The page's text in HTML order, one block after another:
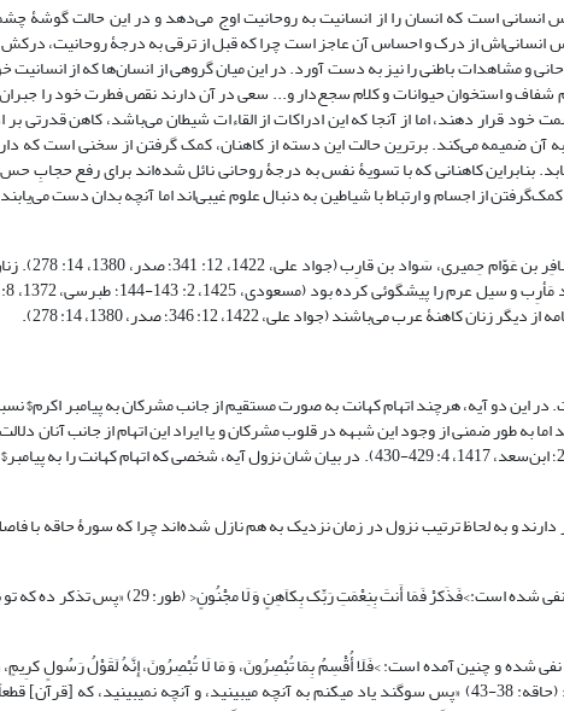
است که انسان را از انسانیت به روحانیت اوج می‌دهد و در این حالت گوشۀ چشمی
انسانی‌اش از درک و احساس آن عاجز است چرا که قبل از ترقی به درجۀ روحانیت، درکش
و مشاهدات باطنی را نیز به دست آورد. در این میان گروهی از انسان‌ها که از انسانیت
و استخوان حیوانات و کلام سجع‌دار و... سعی در آن دارند نقص فطرت خود را
خود قرار دهند، اما از آنجا که این ادراکات از القاءات شیطان می‌باشد، کاهن قدرتی
آن ضمیمه می‌کند. برترین حالت این دسته از کاهنان، کمک گرفتن از سخنی است که
بنابراین کاهنانی که با تسویۀ نفس به درجۀ روحانی نائل شده‌اند برای رفع حجابِ
از اجسام و ارتباط با شیاطین به دنبال علوم غیبی‌اند اما آنچه بدان دست
معروفترین کاهنان عربستان
عرب می‌باشند (جواد علی، 1422، 12: 346؛ صدر، 1380، 14: 278).
این دو آیه، هرچند اتهام کهانت به صورت مستقیم از جانب مشرکان به پیامبر اکرم$
به طور ضمنی از وجود این شبهه در قلوب مشرکان و یا ایراد این اتهام از جانب آنان
از روایات نیز این اتهام‌زنی مشرکان را تایید می‌کند (مسلم، بی‌تا، 16: 27-28؛ ابن‌سعد، 1417، 4: 429-430). در بیان شان نزول آیه، شخصی که
و به لحاظ ترتیب نزول در زمان نزدیک به هم نازل شده‌اند چرا که سورۀ حاقه با
در سورۀ طور، اتهام «کهانت» در کنار اتهام «جنون» از ساحت پیامبر اکرم$ نفی شده
نفی شده و چنین آمده است: >فَلَا أُقْسِمُ بِمَا تُبْصِرُونَ، وَ مَا لَا تُبْصِرُونَ، إِنَّهُ لَقَوْلُ رَسُولٍ
قَلِیلًا مَّا تُؤْمِنُونَ، وَ لَا بِقَوْلِ کاَهِنٍ قَلِیلًا مَّا تَذَکرُونَ، تَنزِیلٌ مِّن رَّبّ‏ِ الْعَالَمِینَ< (حاقه: 38-43) «پس سوگند یاد مى‏کنم به آنچه مى‏بینید، و آنچه